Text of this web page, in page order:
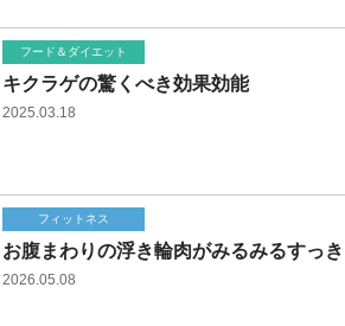
フード＆ダイエット
キクラゲの驚くべき効果効能
2025.03.18
フィットネス
お腹まわりの浮き輪肉がみるみるすっ
2026.05.08